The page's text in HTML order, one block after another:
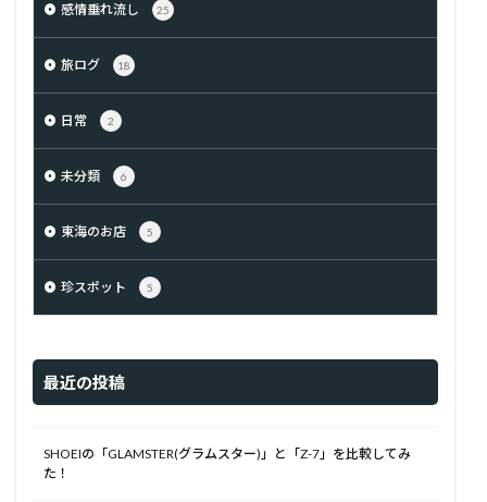
感情垂れ流し 25
旅ログ 18
日常 2
未分類 6
東海のお店 5
珍スポット 5
最近の投稿
SHOEIの「GLAMSTER(グラムスター)」と「Z-7」を比較してみ
た！